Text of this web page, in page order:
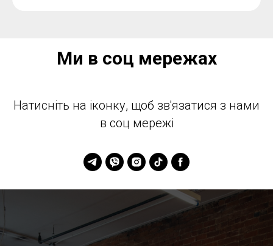
Ми в соц мережах
Натисніть на іконку, щоб зв'язатися з нами
в соц мережі